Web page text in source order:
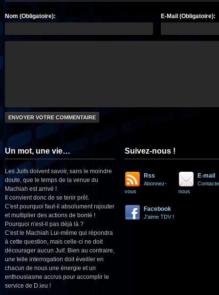
Nom (Obligatoire): E-Mail (Obligatoire):
Un mot, une vie…
Les Juifs doivent savoir, sans le moindre
doute, que le temps de la venue du
Machiah est arrivé !
Il convient donc de se tenir prêt.
C'est pourquoi faut-il absolument rajouter
et multiplier des actions de bonté !
Pourquoi n'est-il pas déjà là ?
C'est le Machiah Lui-même qui répondra
à cette question, mais celle-ci ne doit
décourager aucun Juif. Bien au contraire,
une telle interrogation doit éveiller en
chacun de nous une énergie et un
enthousiasme accrus pour accomplir le
service de D.ieu !
Suivez-nous !
Rss
Abonnez-
vous
E-mail
nous
Facebook
J'aime TDV !